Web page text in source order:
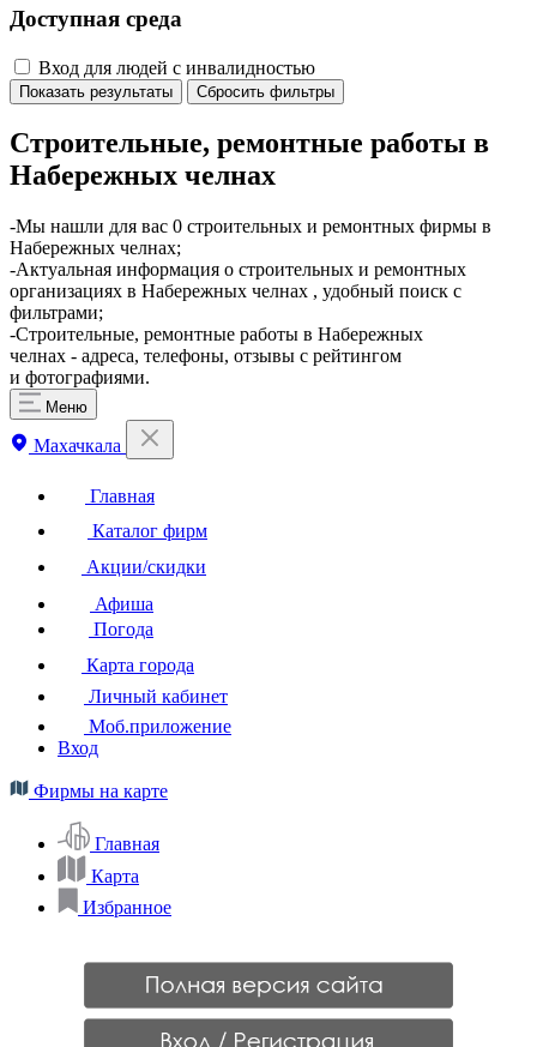
Доступная среда
Вход для людей с инвалидностью
Показать результаты Сбросить фильтры
Строительные, ремонтные работы в
Набережных челнах
-Мы нашли для вас 0 строительных и ремонтных фирмы в
Набережных челнах;
-Актуальная информация о строительных и ремонтных
организациях в Набережных челнах , удобный поиск с
фильтрами;
-Строительные, ремонтные работы в Набережных
челнах - адреса, телефоны, отзывы с рейтингом
и фотографиями.
Меню
Махачкала
Главная
Каталог фирм
Акции/скидки
Афиша
Погода
Карта города
Личный кабинет
Моб.приложение
Вход
Фирмы на карте
Главная
Карта
Избранное